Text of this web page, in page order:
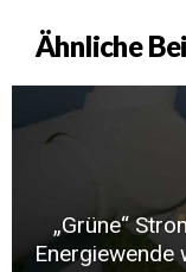
Ähnliche
„Grüne“
Energiewende